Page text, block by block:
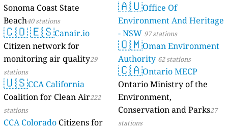
Sonoma Coast State
Beach40 stations
🇨🇴🇪🇸Canair.io
Citizen network for
monitoring air quality29
stations
🇺🇸CCA California
Coalition for Clean Air222
stations
CCA Colorado Citizens for
Mayotte 4 stations
🇦🇺Office Of
Environment And Heritage
- NSW 97 stations
🇴🇲Oman Environment
Authority 62 stations
🇨🇦Ontario MECP
Ontario Ministry of the
Environment,
Conservation and Parks27
stations